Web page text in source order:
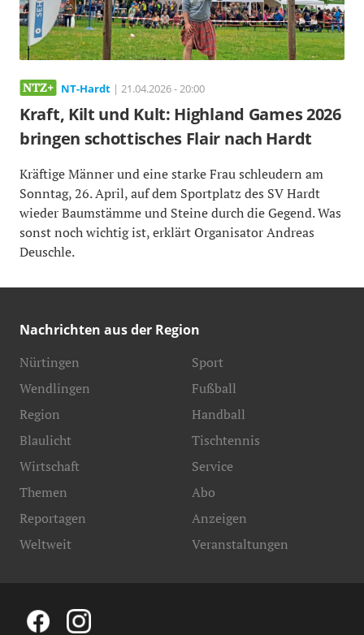
NT-Hardt | 21.04.2026 - 20:00
Kraft, Kilt und Kult: Highland Games 2026
bringen schottisches Flair nach Hardt
Kräftige Männer und eine starke Frau schleudern am
Sonntag, 26. April, auf dem Sportplatz des SV Hardt
wieder Baumstämme und Steine durch die Gegend. Was
sonst noch wichtig ist, erklärt Organisator Andreas
Deuschle.
Nachrichten aus der Region
Nürtingen
Wendlingen
Region
Blaulicht
Sport
Fußball
Handball
Tischtennis
Wirtschaft
Themen
Reportagen
Weltweit
Service
Abo
Anzeigen
Veranstaltungen